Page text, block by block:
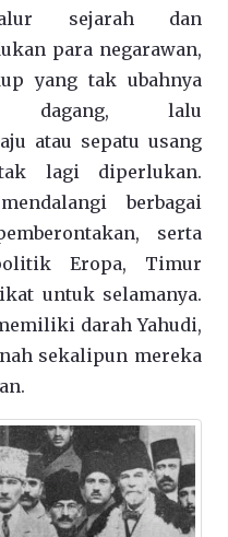
sejarah dan
para negarawan,
yang tak ubahnya
dagang, lalu
atau sepatu usang
lagi diperlukan.
berbagai
serta
Eropa, Timur
untuk selamanya.
darah Yahudi,
sekalipun mereka